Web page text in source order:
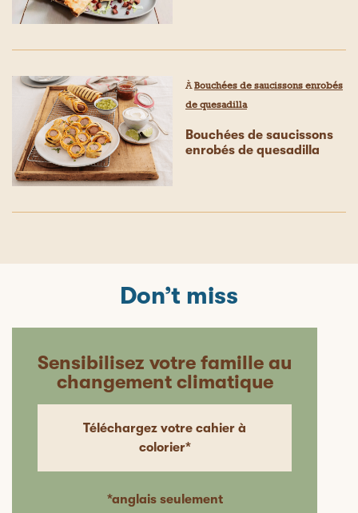
ÀBouchées de saucissons enrobés
de quesadilla
Bouchées de saucissons
enrobés de quesadilla
Don’t miss
Sensibilisez votre famille au
changement climatique
Téléchargez votre cahier à
colorier*
*anglais seulement